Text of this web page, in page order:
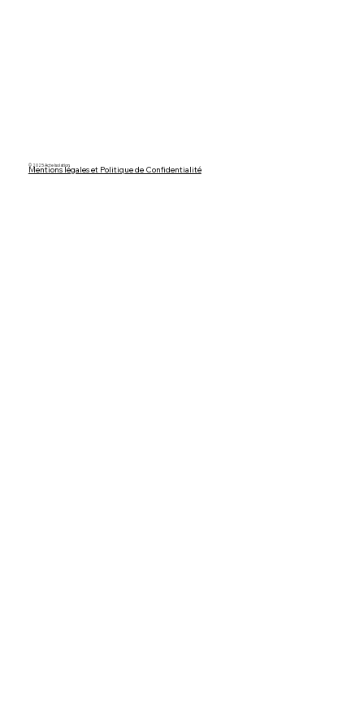
© 2025 Acte Isolation
Mentions légales et Politique de Confidentialité